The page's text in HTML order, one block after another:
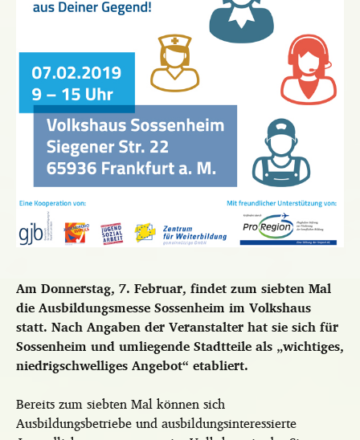
Am Donnerstag, 7. Februar, findet zum siebten Mal
die Ausbildungsmesse Sossenheim im Volkshaus
statt. Nach Angaben der Veranstalter hat sie sich für
Sossenheim und umliegende Stadtteile als „wichtiges,
niedrigschwelliges Angebot“ etabliert.
Bereits zum siebten Mal können sich
Ausbildungsbetriebe und ausbildungsinteressierte